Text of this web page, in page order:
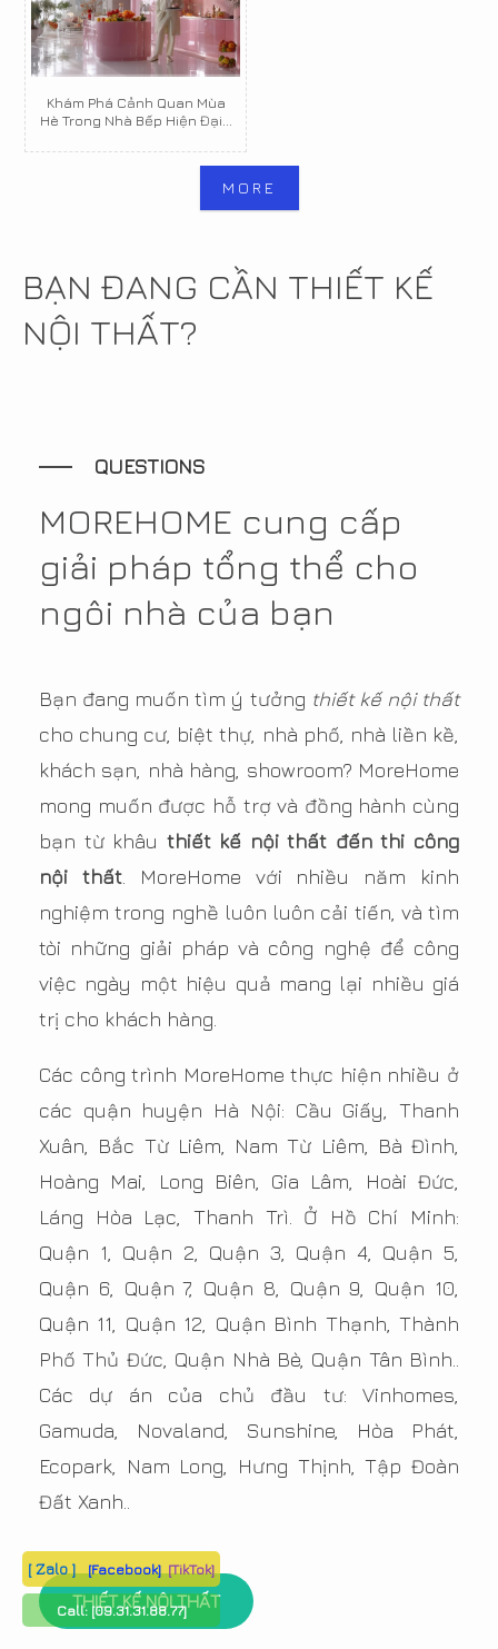
Khám Phá Cảnh Quan Mùa
Hè Trong Nhà Bếp Hiện Đại...
MORE
BẠN ĐANG CẦN THIẾT KẾ
NỘI THẤT?
QUESTIONS
MOREHOME cung cấp
giải pháp tổng thể cho
ngôi nhà của bạn
Bạn đang muốn tìm ý tưởng thiết kế nội thất
cho chung cư, biệt thự, nhà phố, nhà liền kề,
khách sạn, nhà hàng, showroom? MoreHome
mong muốn được hỗ trợ và đồng hành cùng
bạn từ khâu thiết kế nội thất đến thi công
nội thất. MoreHome với nhiều năm kinh
nghiệm trong nghề luôn luôn cải tiến, và tìm
tòi những giải pháp và công nghệ để công
việc ngày một hiệu quả mang lại nhiều giá
trị cho khách hàng.
Các công trình MoreHome thực hiện nhiều ở
các quận huyện Hà Nội: Cầu Giấy, Thanh
Xuân, Bắc Từ Liêm, Nam Từ Liêm, Bà Đình,
Hoàng Mai, Long Biên, Gia Lâm, Hoài Đức,
Láng Hòa Lạc, Thanh Trì. Ở Hồ Chí Minh:
Quận 1, Quận 2, Quận 3, Quận 4, Quận 5,
Quận 6, Quận 7, Quận 8, Quận 9, Quận 10,
Quận 11, Quận 12, Quận Bình Thạnh, Thành
Phố Thủ Đức, Quận Nhà Bè, Quận Tân Bình..
Các dự án của chủ đầu tư: Vinhomes,
Gamuda, Novaland, Sunshine, Hòa Phát,
Ecopark, Nam Long, Hưng Thịnh, Tập Đoàn
Đất Xanh..
THIẾT KẾ NỘI THẤT
[ Zalo ] [Facebook] [TikTok]
Call: [09.31.31.88.77]